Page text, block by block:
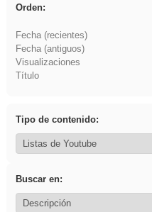
Orden:
Fecha (recientes)
Fecha (antiguos)
Visualizaciones
Título
Tipo de contenido:
Buscar en: